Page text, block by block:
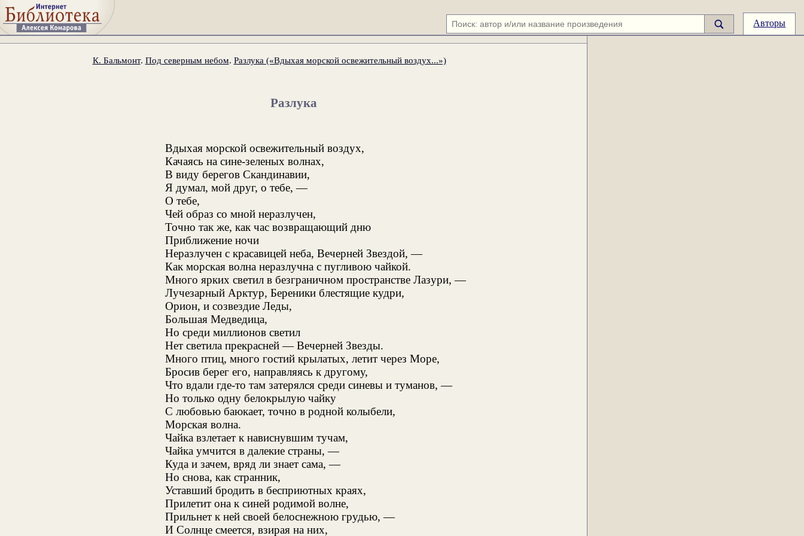
Авторы
К. Бальмонт. Под северным небом. Разлука («Вдыхая морской освежительный воздух...»)
Разлука
Вдыхая морской освежительный воздух,
Качаясь на сине-зеленых волнах,
В виду берегов Скандинавии,
Я думал, мой друг, о тебе, —
О тебе,
Чей образ со мной неразлучен,
Точно так же, как час возвращающий дню
Приближение ночи
Неразлучен с красавицей неба, Вечерней Звездой, —
Как морская волна неразлучна с пугливою чайкой.
Много ярких светил в безграничном пространстве Лазури, —
Лучезарный Арктур, Береники блестящие кудри,
Орион, и созвездие Леды,
Большая Медведица,
Но среди миллионов светил
Нет светила прекрасней — Вечерней Звезды.
Много птиц, много гостий крылатых, летит через Море,
Бросив берег его, направляясь к другому,
Что вдали где-то там затерялся среди синевы и туманов, —
Но только одну белокрылую чайку
С любовью баюкает, точно в родной колыбели,
Морская волна.
Чайка взлетает к нависнувшим тучам,
Чайка умчится в далекие страны, —
Куда и зачем, вряд ли знает сама, —
Но снова, как странник,
Уставший бродить в бесприютных краях,
Прилетит она к синей родимой волне,
Прильнет к ней своей белоснежною грудью, —
И Солнце смеется, взирая на них,